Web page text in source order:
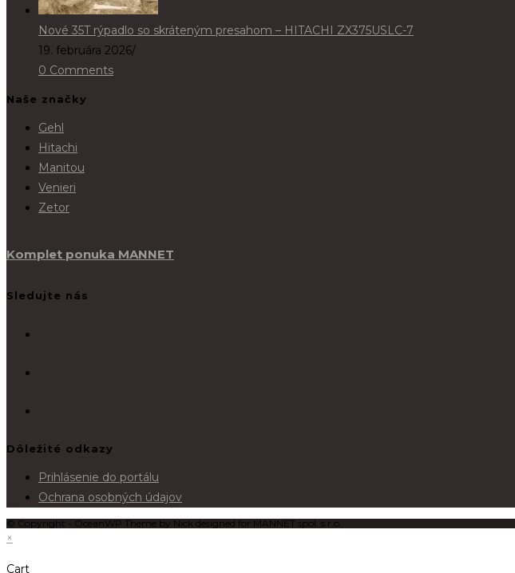
Nové 35T rýpadlo so skráteným presahom – HITACHI ZX375USLC-7
19. februára 2026/
0 Comments
Naše značky
Gehl
Hitachi
Manitou
Venieri
Zetor
Komplet ponuka MANNET
Sledujte nás
Dôležité odkazy
Prihlásenie do portálu
Ochrana osobných údajov
© Copyright - OceanWP Theme by Nick designed for MANNET spol. s r.o.
×
Cart